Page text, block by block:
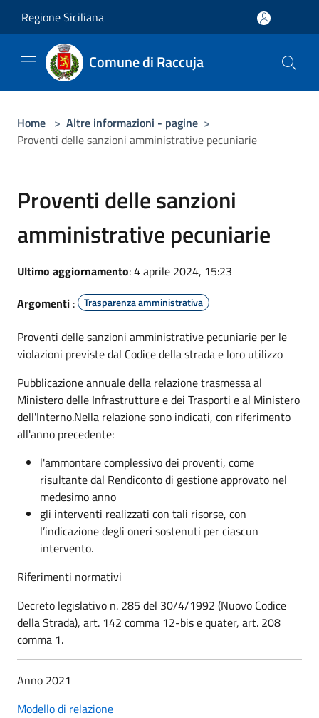
Regione Siciliana
Comune di Raccuja
Home > Altre informazioni - pagine >
Proventi delle sanzioni amministrative pecuniarie
Proventi delle sanzioni
amministrative pecuniarie
Ultimo aggiornamento: 4 aprile 2024, 15:23
Argomenti : Trasparenza amministrativa
Proventi delle sanzioni amministrative pecuniarie per le
violazioni previste dal Codice della strada e loro utilizzo
Pubblicazione annuale della relazione trasmessa al
Ministero delle Infrastrutture e dei Trasporti e al Ministero
dell'Interno.Nella relazione sono indicati, con riferimento
all'anno precedente:
l'ammontare complessivo dei proventi, come
risultante dal Rendiconto di gestione approvato nel
medesimo anno
gli interventi realizzati con tali risorse, con
l’indicazione degli oneri sostenuti per ciascun
intervento.
Riferimenti normativi
Decreto legislativo n. 285 del 30/4/1992 (Nuovo Codice
della Strada), art. 142 comma 12-bis e quater, art. 208
comma 1.
Anno 2021
Modello di relazione